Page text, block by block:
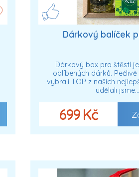
Dárkový balíček
Dárkový box pro štěstí
oblíbených dárků.
vybrali TOP z našich
udělali jsme…
699 Kč